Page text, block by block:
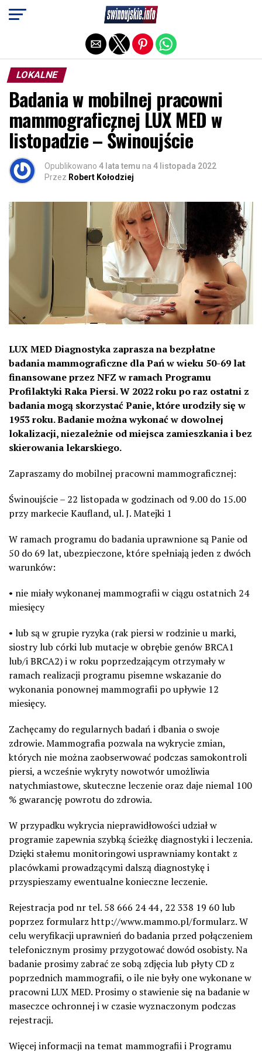
LOKALNE
Badania w mobilnej pracowni
mammograficznej LUX MED w
listopadzie – Świnoujście
Opublikowano 4 lata temu na 4 listopada 2022
Przez Robert Kołodziej
LUX MED Diagnostyka zaprasza na bezpłatne
badania mammograficzne dla Pań w wieku 50-69 lat
finansowane przez NFZ w ramach Programu
Profilaktyki Raka Piersi. W 2022 roku po raz ostatni z
badania mogą skorzystać Panie, które urodziły się w
1953 roku. Badanie można wykonać w dowolnej
lokalizacji, niezależnie od miejsca zamieszkania i bez
skierowania lekarskiego.
Zapraszamy do mobilnej pracowni mammograficznej:
Świnoujście – 22 listopada w godzinach od 9.00 do 15.00
przy markecie Kaufland, ul. J. Matejki 1
W ramach programu do badania uprawnione są Panie od
50 do 69 lat, ubezpieczone, które spełniają jeden z dwóch
warunków:
• nie miały wykonanej mammografii w ciągu ostatnich 24
miesięcy
• lub są w grupie ryzyka (rak piersi w rodzinie u marki,
siostry lub córki lub mutacje w obrębie genów BRCA1
lub/i BRCA2) i w roku poprzedzającym otrzymały w
ramach realizacji programu pisemne wskazanie do
wykonania ponownej mammografii po upływie 12
miesięcy.
Zachęcamy do regularnych badań i dbania o swoje
zdrowie. Mammografia pozwala na wykrycie zmian,
których nie można zaobserwować podczas samokontroli
piersi, a wcześnie wykryty nowotwór umożliwia
natychmiastowe, skuteczne leczenie oraz daje niemal 100
% gwarancję powrotu do zdrowia.
W przypadku wykrycia nieprawidłowości udział w
programie zapewnia szybką ścieżkę diagnostyki i leczenia.
Dzięki stałemu monitoringowi usprawniamy kontakt z
placówkami prowadzącymi dalszą diagnostykę i
przyspieszamy ewentualne konieczne leczenie.
Rejestracja pod nr tel. 58 666 24 44 , 22 338 19 60 lub
poprzez formularz http://www.mammo.pl/formularz. W
celu weryfikacji uprawnień do badania przed połączeniem
telefonicznym prosimy przygotować dowód osobisty. Na
badanie prosimy zabrać ze sobą zdjęcia lub płyty CD z
poprzednich mammografii, o ile nie były one wykonane w
pracowni LUX MED. Prosimy o stawienie się na badanie w
maseczce ochronnej i w czasie wyznaczonym podczas
rejestracji.
Więcej informacji na temat mammografii i Programu
Exit mobile version